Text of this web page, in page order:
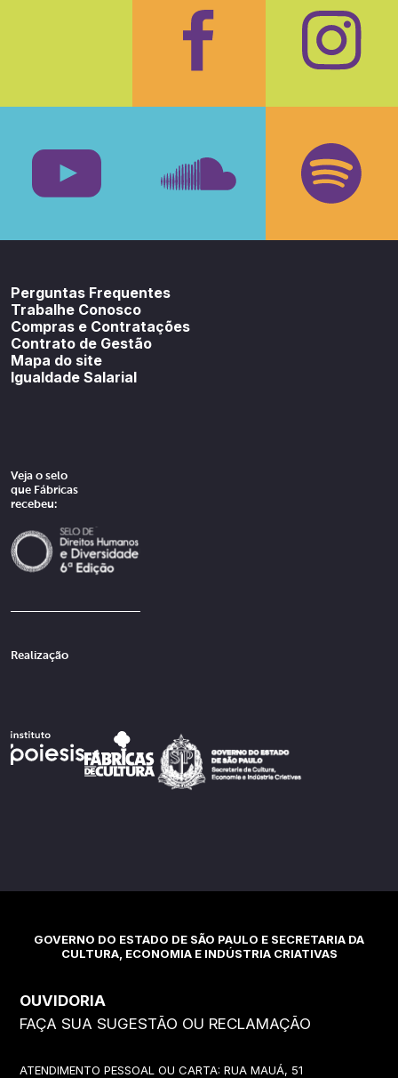
Facebook
Perguntas Frequentes
Trabalhe Conosco
Compras e Contratações
Contrato de Gestão
Mapa do site
Igualdade Salarial
Veja o selo
que Fábricas
recebeu:
Realização
GOVERNO DO ESTADO DE SÃO PAULO E SECRETARIA DA
CULTURA, ECONOMIA E INDÚSTRIA CRIATIVAS
OUVIDORIA
FAÇA SUA SUGESTÃO OU RECLAMAÇÃO
ATENDIMENTO PESSOAL OU CARTA: RUA MAUÁ, 51